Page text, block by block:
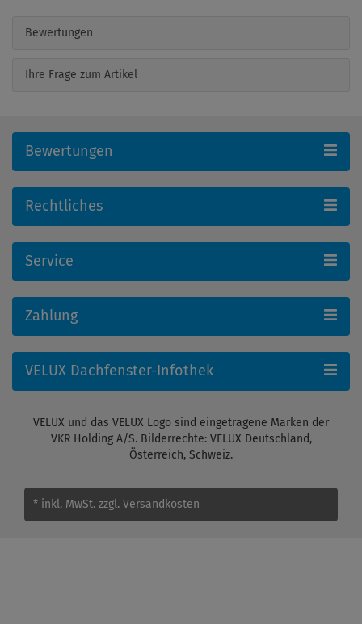
Bewertungen
Ihre Frage zum Artikel
Bewertungen
Rechtliches
Service
Zahlung
VELUX Dachfenster-Infothek
VELUX und das VELUX Logo sind eingetragene Marken der
VKR Holding A/S. Bilderrechte: VELUX Deutschland,
Österreich, Schweiz.
* inkl. MwSt. zzgl. Versandkosten